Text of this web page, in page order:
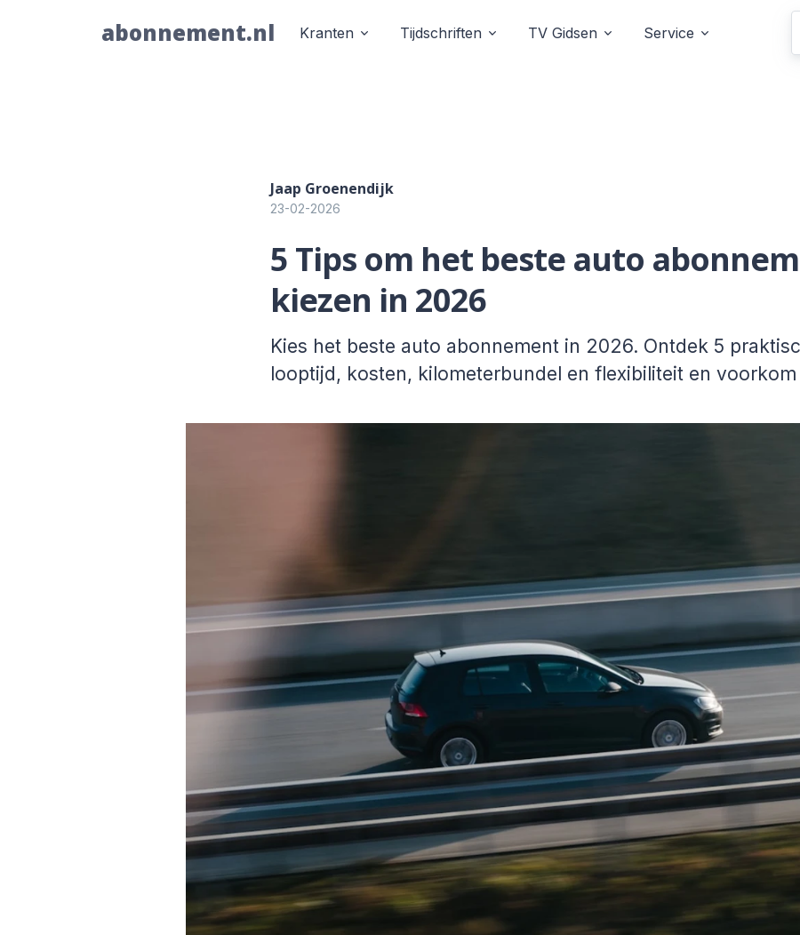
abonnement.nl Kranten Tijdschriften TV Gidsen Service
Jaap Groenendijk
23-02-2026
5 Tips om het beste auto
kiezen in 2026
Kies het beste auto abonnement in 2026. Ontdek 5
looptijd, kosten, kilometerbundel en flexibiliteit en